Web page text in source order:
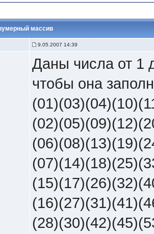
массив
9.05.2007 14:39
Даны числа от 1
чтобы она